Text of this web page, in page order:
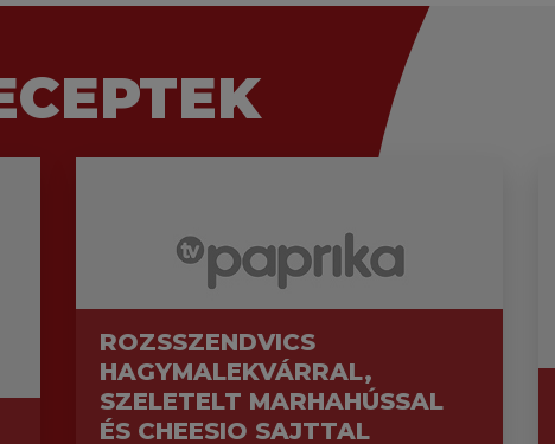
ROZSSZENDVICS
HAGYMALEKVÁRRAL,
SZELETELT MARHAHÚSSAL
ÉS CHEESIO SAJTTAL